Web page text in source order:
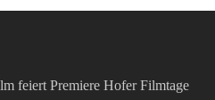
feiert Premiere Hofer Filmtage